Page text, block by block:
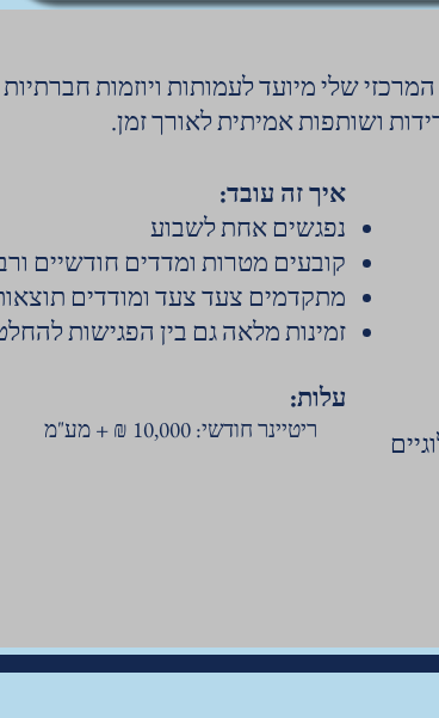
שלי מיועד לעמותות ויוזמות חברתיות
ושותפות אמיתית לאורך זמן.
איך זה עובד:
נפגשים אחת לשבוע
קובעים מטרות ומדדים חודשיים
מתקדמים צעד צעד ומודדים
זמינות מלאה גם בין הפגישות
עלות:
ריטיינר חודשי: 10,000 ₪ + מע"מ